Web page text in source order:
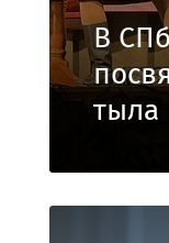
В
тыла